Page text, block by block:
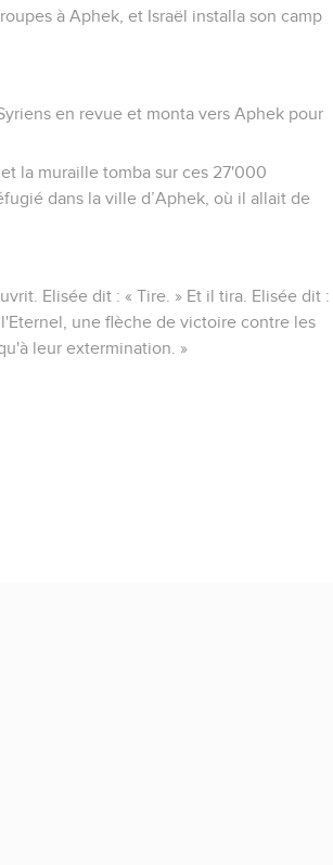
à Aphek, et Israël installa son camp
en revue et monta vers Aphek pour
la muraille tomba sur ces 27'000
dans la ville d’Aphek, où il allait de
Elisée dit : « Tire. » Et il tira. Elisée dit :
une flèche de victoire contre les
leur extermination. »